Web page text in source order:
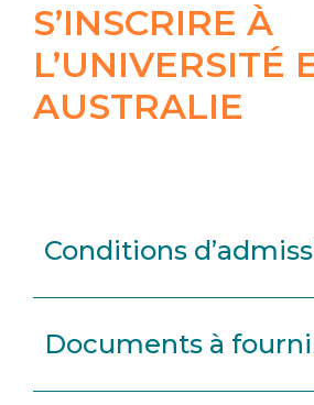
S’INSCRIRE À
L’UNIVERSITÉ
AUSTRALIE
Conditions
Documents à